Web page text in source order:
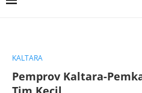
KALTARA
Pemprov Kaltara-